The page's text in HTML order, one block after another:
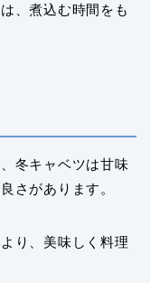
、煮込む時間をも
冬キャベツは甘味
さがあります。
り、美味しく料理